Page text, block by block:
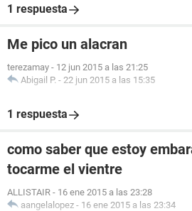
1 respuesta
Me pico un alacran
terezamay - 12 jun 2015 a las 21:25
Abigail P. - 22 jun 2015 a las 15:35
1 respuesta
como saber que estoy
tocarme el vientre
ALLISTAIR - 16 ene 2015 a las 23:28
aangelalopez - 16 ene 2015 a las 23:34